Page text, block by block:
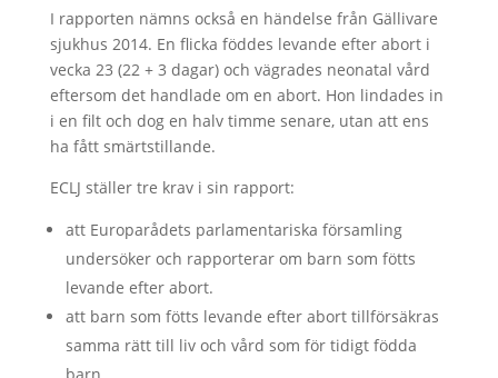
I rapporten nämns också en händelse från Gällivare
sjukhus 2014. En flicka föddes levande efter abort i
vecka 23 (22 + 3 dagar) och vägrades neonatal vård
eftersom det handlade om en abort. Hon lindades in
i en filt och dog en halv timme senare, utan att ens
ha fått smärtstillande.
ECLJ ställer tre krav i sin rapport:
att Europarådets parlamentariska församling
undersöker och rapporterar om barn som fötts
levande efter abort.
att barn som fötts levande efter abort tillförsäkras
samma rätt till liv och vård som för tidigt födda